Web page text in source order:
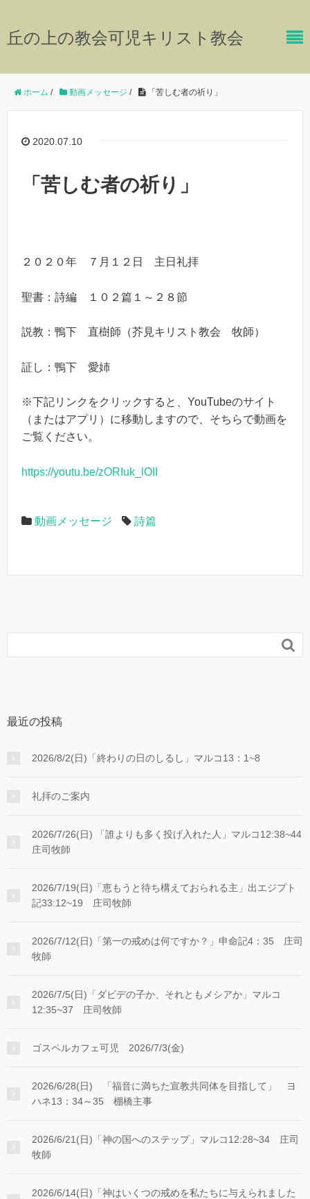
丘の上の教会可児キリスト教会
ホーム / 動画メッセージ / 「苦しむ者の祈り」
2020.07.10
「苦しむ者の祈り」
２０２０年 ７月１２日 主日礼拝
聖書：詩編 １０２篇１～２８節
説教：鴨下 直樹師（芥見キリスト教会 牧師）
証し：鴨下 愛姉
※下記リンクをクリックすると、YouTubeのサイト
（またはアプリ）に移動しますので、そちらで動画を
ご覧ください。
https://youtu.be/zORIuk_lOII
動画メッセージ 詩篇

最近の投稿
2026/8/2(日)「終わりの日のしるし」マルコ13：1~8
礼拝のご案内
2026/7/26(日) 「誰よりも多く投げ入れた人」マルコ12:38~44
庄司牧師
2026/7/19(日)「恵もうと待ち構えておられる主」出エジプト
記33:12~19 庄司牧師
2026/7/12(日)「第一の戒めは何ですか？」申命記4：35 庄司
牧師
2026/7/5(日)「ダビデの子か、それともメシアか」マルコ
12:35~37 庄司牧師
ゴスペルカフェ可児 2026/7/3(金)
2026/6/28(日) 「福音に満ちた宣教共同体を目指して」 ヨ
ハネ13：34～35 棚橋主事
2026/6/21(日)「神の国へのステップ」マルコ12:28~34 庄司
牧師
2026/6/14(日)「神はいくつの戒めを私たちに与えられました